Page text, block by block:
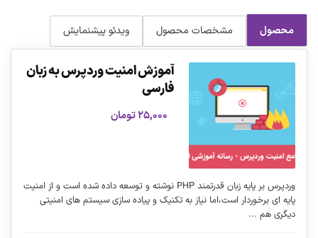
محصول مشخصات محصول ویدئو پیشنمایش
آموزش امنیت وردپرس به زبان
فارسی
۲۵,۰۰۰تومان
وردپرس بر پایه زبان قدرتمند PHP نوشته و توسعه داده شده است و از امنیت
پایه ای برخوردار است،اما نیاز به تکنیک و پیاده سازی سیستم های امنیتی
دیگری هم ...